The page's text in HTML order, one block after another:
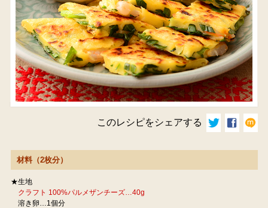
このレシピをシェアする
材料（2枚分）
★生地
クラフト 100%パルメザンチーズ…40g
溶き卵…1個分